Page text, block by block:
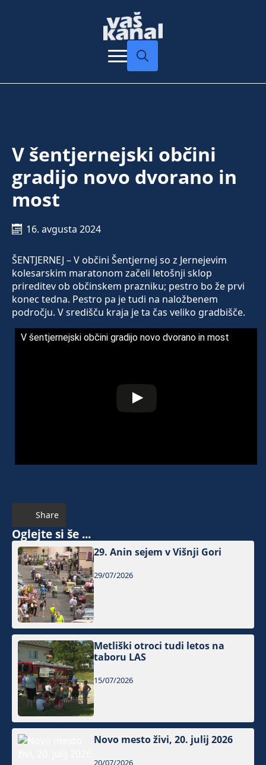
V šentjernejski občini
gradijo novo dvorano in
most
16. avgusta 2024
ŠENTJERNEJ – V občini Šentjernej so z Jernejevim
kolesarskim maratonom začeli letošnji sklop
prireditev ob občinskem prazniku; pestro bo že prvi
konec tedna. Pestro pa je tudi na naložbenem
področju. V središču kraja je ta čas veliko gradbišče.
V šentjernejski občini gradijo novo dvorano in most
Share
Oglejte si še ...
29. Anin sejem v Višnji Gori
29/07/2026
Metliški otroci tudi letos na
taboru LAS
15/07/2026
Novo mesto živi, 20. julij 2026
20/07/2026